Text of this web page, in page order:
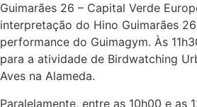
Guimarães 26 – Capital Verde
interpretação do Hino Guimarães
performance do Guimagym. Às
para a atividade de Birdwatching
Aves na Alameda.
Paralelamente, entre as 10h00 e as